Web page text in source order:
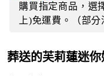
購買指定商品，選
上)免運費。（部
葬送的芙莉蓮迷